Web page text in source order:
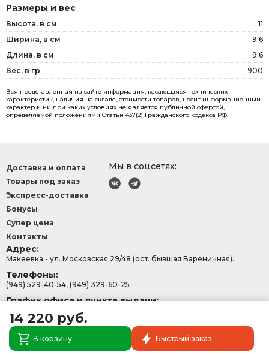
14 220 руб.
В корзину Быстрый заказ
Размеры и вес
Высота, в см
11
Ширина, в см
9.6
Длина, в см
9.6
Вес, в гр
900
Вся представленная на сайте информация, касающаяся технических
характеристик, наличия на складе, стоимости товаров, носит информационный
характер и ни при каких условиях не является публичной офертой,
определяемой положениями Статьи 437(2) Гражданского кодекса РФ.
Мы в соцсетях:
Доставка и оплата
Товары под заказ
Экспресс-доставка
Бонусы
Супер цена
Контакты
Адрес:
Макеевка - ул. Московская 29/48 (ост. бывшая Вареничная).
Телефоны:
(949) 529-40-54, (949) 329-60-25
График офиса и пункта выдачи:
Политика конфеденциальности